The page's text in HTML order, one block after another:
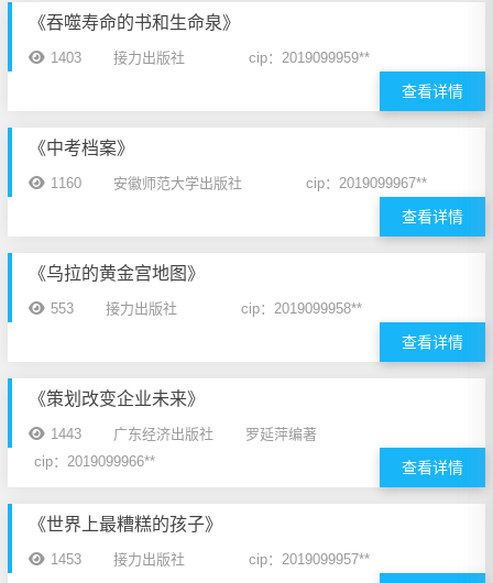
《吞噬寿命的书和生命泉》
1403 接力出版社 cip：2019099959**
查看详情
《中考档案》
1160 安徽师范大学出版社 cip：2019099967**
查看详情
《乌拉的黄金宫地图》
553 接力出版社 cip：2019099958**
查看详情
《策划改变企业未来》
1443 广东经济出版社
罗延萍编著
cip：2019099966**
查看详情
《世界上最糟糕的孩子》
1453 接力出版社 cip：2019099957**